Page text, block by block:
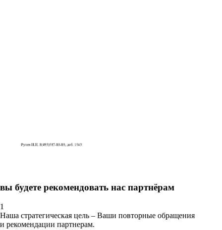
вы будете рекомендовать нас партнёрам
1
Наша стратегическая цель – Ваши повторные обращения
и рекомендации партнерам.